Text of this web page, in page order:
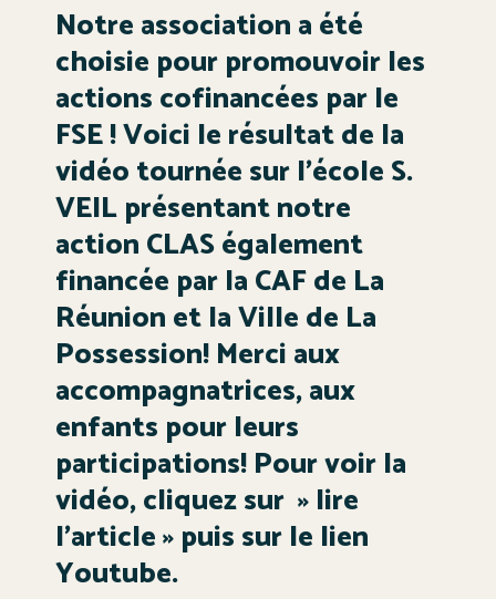
Notre association a été
choisie pour promouvoir les
actions cofinancées par le
FSE ! Voici le résultat de la
vidéo tournée sur l’école S.
VEIL présentant notre
action CLAS également
financée par la CAF de La
Réunion et la Ville de La
Possession! Merci aux
accompagnatrices, aux
enfants pour leurs
participations! Pour voir la
vidéo, cliquez sur » lire
l’article » puis sur le lien
Youtube.